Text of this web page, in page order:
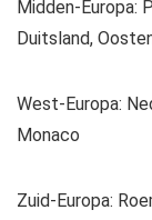
Midden-Europa:
Duitsland,
West-Europa:
Monaco
Zuid-Europa: